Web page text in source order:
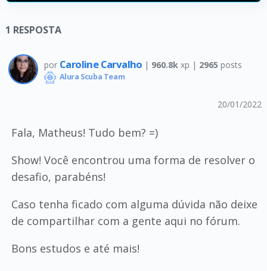
1 RESPOSTA
por Caroline Carvalho | 960.8k xp | 2965 posts
Alura Scuba Team
20/01/2022
Fala, Matheus! Tudo bem? =)
Show! Você encontrou uma forma de resolver o
desafio, parabéns!
Caso tenha ficado com alguma dúvida não deixe
de compartilhar com a gente aqui no fórum.
Bons estudos e até mais!